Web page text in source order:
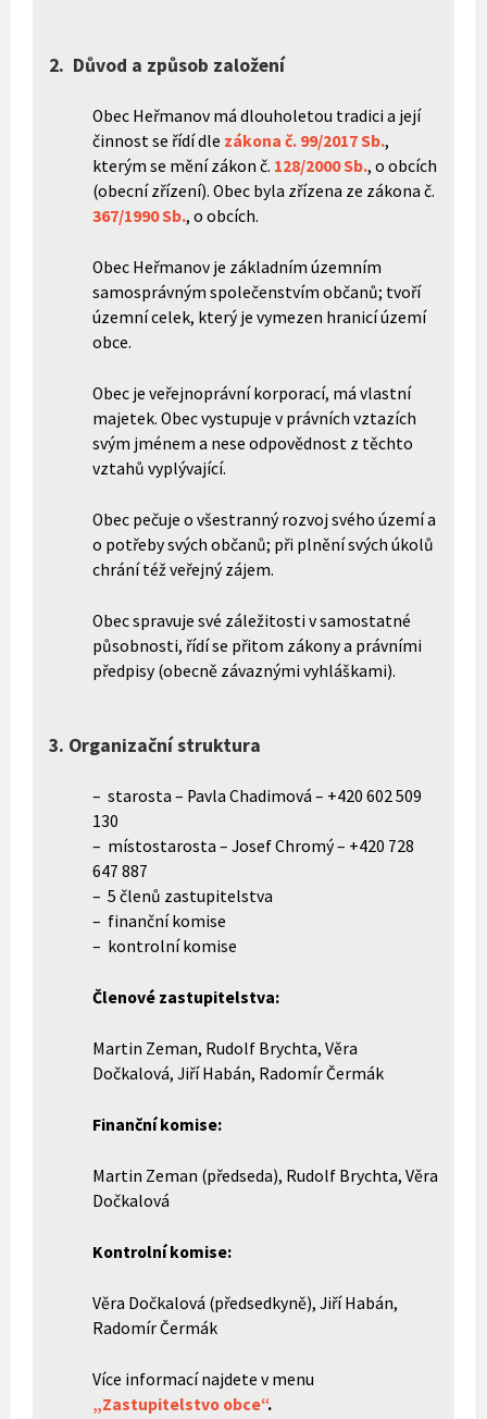
2. Důvod a způsob založení
Obec Heřmanov má dlouholetou tradici a její
činnost se řídí dle zákona č. 99/2017 Sb.,
kterým se mění zákon č. 128/2000 Sb., o obcích
(obecní zřízení). Obec byla zřízena ze zákona č.
367/1990 Sb., o obcích.
Obec Heřmanov je základním územním
samosprávným společenstvím občanů; tvoří
územní celek, který je vymezen hranicí území
obce.
Obec je veřejnoprávní korporací, má vlastní
majetek. Obec vystupuje v právních vztazích
svým jménem a nese odpovědnost z těchto
vztahů vyplývající.
Obec pečuje o všestranný rozvoj svého území a
o potřeby svých občanů; při plnění svých úkolů
chrání též veřejný zájem.
Obec spravuje své záležitosti v samostatné
působnosti, řídí se přitom zákony a právními
předpisy (obecně závaznými vyhláškami).
3. Organizační struktura
– starosta – Pavla Chadimová – +420 602 509
130
– místostarosta – Josef Chromý – +420 728
647 887
– 5 členů zastupitelstva
– finanční komise
– kontrolní komise
Členové zastupitelstva:
Martin Zeman, Rudolf Brychta, Věra
Dočkalová, Jiří Habán, Radomír Čermák
Finanční komise:
Martin Zeman (předseda), Rudolf Brychta, Věra
Dočkalová
Kontrolní komise:
Věra Dočkalová (předsedkyně), Jiří Habán,
Radomír Čermák
Více informací najdete v menu
„Zastupitelstvo obce“.